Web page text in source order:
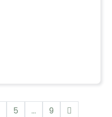
5 ... 9